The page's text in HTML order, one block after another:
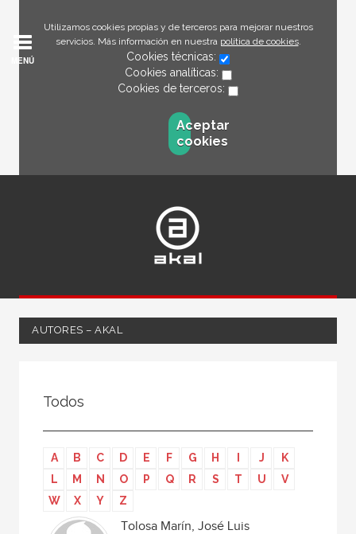
Utilizamos cookies propias y de terceros para mejorar nuestros
servicios. Más información en nuestra política de cookies.
Cookies técnicas:
Cookies analíticas:
Cookies de terceros:
Aceptar
cookies
MENÚ
AUTORES – AKAL
Editor
Editora
Todos
A B C D E F G H J
K
L
M N O P Q R S T U
V
W
X Y Z
Tolosa Marín, José Luis